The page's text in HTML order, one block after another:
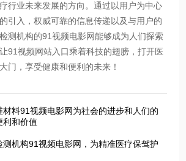
疗行业未来发展的方向。通过以用户为中心
的引入，权威可靠的信息传递以及与用户的
检测机构的91视频电影网能够成为人们探索
让91视频网站入口乘着科技的翅膀，打开医
，享受健康和便利的未来！
维材料91视频电影网为社会的进步和人们的
利和价值
检测机构91视频电影网，为精准医疗保驾护